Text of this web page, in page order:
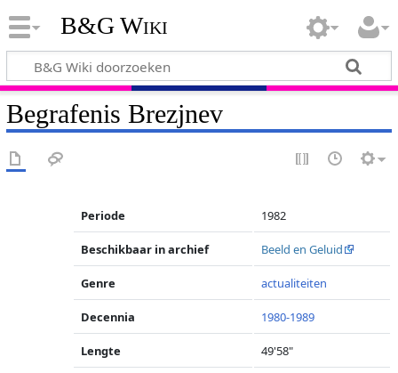
B&G Wiki
Begrafenis Brezjnev
Periode 1982
Beschikbaar in archief Beeld en Geluid
Genre actualiteiten
Decennia 1980-1989
Lengte 49'58"